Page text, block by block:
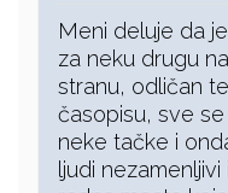
Meni deluje da
za neku drugu
stranu, odličan
časopisu, sve
neke tačke i
ljudi